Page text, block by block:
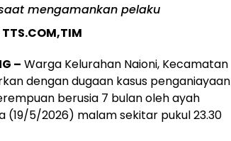
mengamankan pelaku
TTS.COM,TIM
– Warga Kelurahan Naioni, Kecamatan
dengan dugaan kasus penganiayaan
berusia 7 bulan oleh ayah
(19/5/2026) malam sekitar pukul 23.30